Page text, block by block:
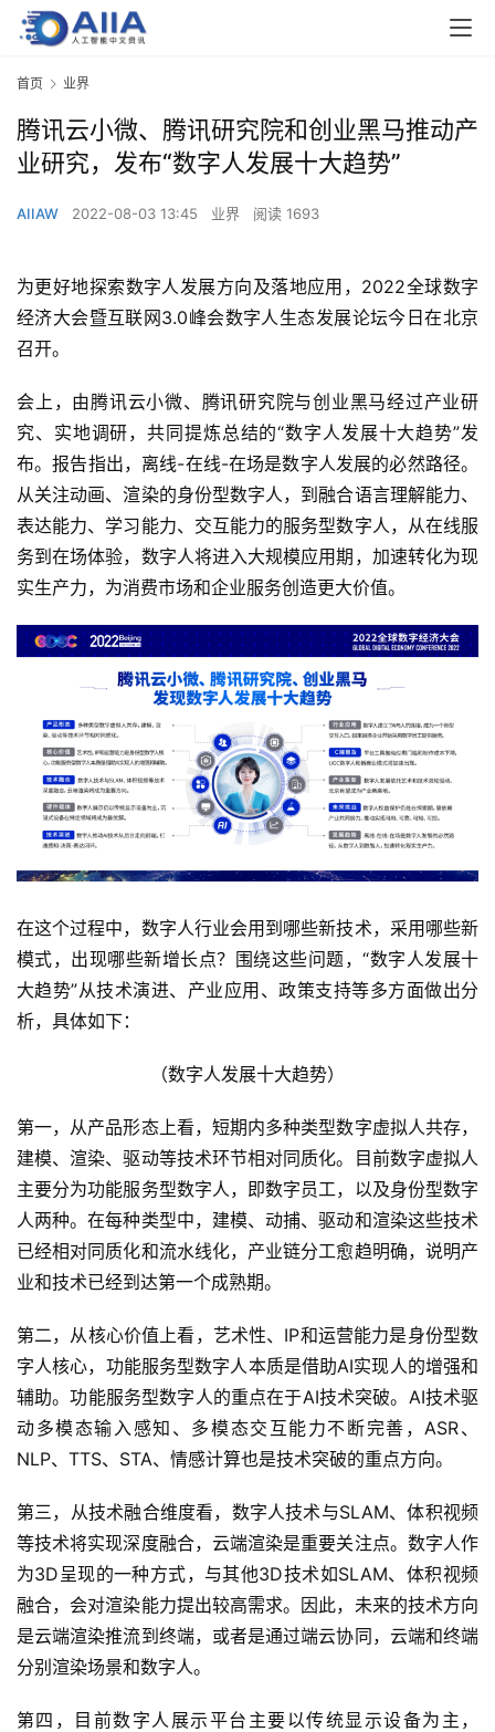
首页 业界
腾讯云小微、腾讯研究院和创业黑马推动产
业研究，发布“数字人发展十大趋势”
AIIAW 2022-08-03 13:45 业界 阅读 1693
为更好地探索数字人发展方向及落地应用，2022全球数字
经济大会暨互联网3.0峰会数字人生态发展论坛今日在北京
召开。
会上，由腾讯云小微、腾讯研究院与创业黑马经过产业研
究、实地调研，共同提炼总结的“数字人发展十大趋势”发
布。报告指出，离线-在线-在场是数字人发展的必然路径。
从关注动画、渲染的身份型数字人，到融合语言理解能力、
表达能力、学习能力、交互能力的服务型数字人，从在线服
务到在场体验，数字人将进入大规模应用期，加速转化为现
实生产力，为消费市场和企业服务创造更大价值。
在这个过程中，数字人行业会用到哪些新技术，采用哪些新
模式，出现哪些新增长点？围绕这些问题，“数字人发展十
大趋势”从技术演进、产业应用、政策支持等多方面做出分
析，具体如下：
（数字人发展十大趋势）
第一，从产品形态上看，短期内多种类型数字虚拟人共存，
建模、渲染、驱动等技术环节相对同质化。目前数字虚拟人
主要分为功能服务型数字人，即数字员工，以及身份型数字
人两种。在每种类型中，建模、动捕、驱动和渲染这些技术
已经相对同质化和流水线化，产业链分工愈趋明确，说明产
业和技术已经到达第一个成熟期。
第二，从核心价值上看，艺术性、IP和运营能力是身份型数
字人核心，功能服务型数字人本质是借助AI实现人的增强和
辅助。功能服务型数字人的重点在于AI技术突破。AI技术驱
动多模态输入感知、多模态交互能力不断完善，ASR、
NLP、TTS、STA、情感计算也是技术突破的重点方向。
第三，从技术融合维度看，数字人技术与SLAM、体积视频
等技术将实现深度融合，云端渲染是重要关注点。数字人作
为3D呈现的一种方式，与其他3D技术如SLAM、体积视频
融合，会对渲染能力提出较高需求。因此，未来的技术方向
是云端渲染推流到终端，或者是通过端云协同，云端和终端
分别渲染场景和数字人。
第四，目前数字人展示平台主要以传统显示设备为主，